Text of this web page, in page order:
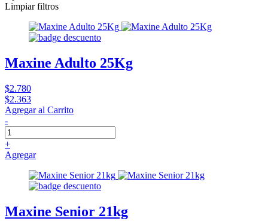
Limpiar filtros
Maxine Adulto 25Kg
$2.780
$2.363
Agregar al Carrito
-
+
Agregar
Maxine Senior 21kg